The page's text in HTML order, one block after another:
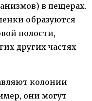
в пещерах.
образуются
полости,
других частях
колонии
они могут